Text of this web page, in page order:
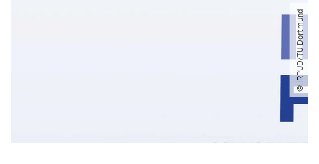
© IRPUD​/​TU Dortmund